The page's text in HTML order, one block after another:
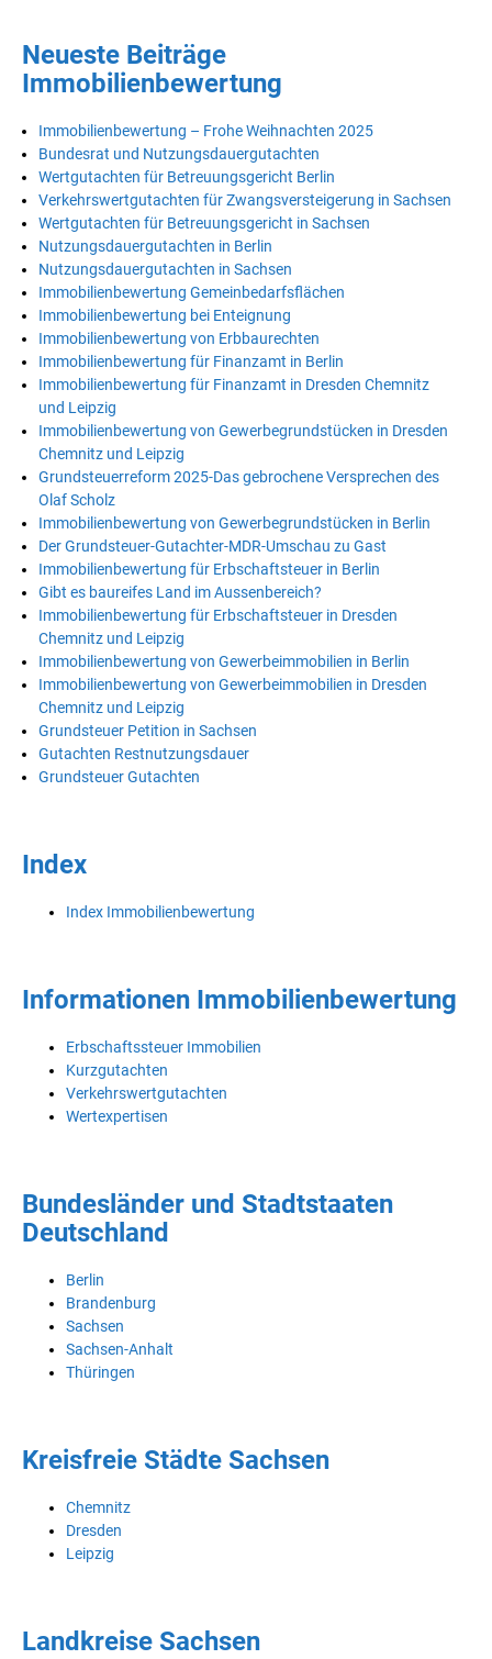
Neueste Beiträge
Immobilienbewertung
Immobilienbewertung – Frohe Weihnachten 2025
Bundesrat und Nutzungsdauergutachten
Wertgutachten für Betreuungsgericht Berlin
Verkehrswertgutachten für Zwangsversteigerung in Sachsen
Wertgutachten für Betreuungsgericht in Sachsen
Nutzungsdauergutachten in Berlin
Nutzungsdauergutachten in Sachsen
Immobilienbewertung Gemeinbedarfsflächen
Immobilienbewertung bei Enteignung
Immobilienbewertung von Erbbaurechten
Immobilienbewertung für Finanzamt in Berlin
Immobilienbewertung für Finanzamt in Dresden Chemnitz
und Leipzig
Immobilienbewertung von Gewerbegrundstücken in Dresden
Chemnitz und Leipzig
Grundsteuerreform 2025-Das gebrochene Versprechen des
Olaf Scholz
Immobilienbewertung von Gewerbegrundstücken in Berlin
Der Grundsteuer-Gutachter-MDR-Umschau zu Gast
Immobilienbewertung für Erbschaftsteuer in Berlin
Gibt es baureifes Land im Aussenbereich?
Immobilienbewertung für Erbschaftsteuer in Dresden
Chemnitz und Leipzig
Immobilienbewertung von Gewerbeimmobilien in Berlin
Immobilienbewertung von Gewerbeimmobilien in Dresden
Chemnitz und Leipzig
Grundsteuer Petition in Sachsen
Gutachten Restnutzungsdauer
Grundsteuer Gutachten
Index
Index Immobilienbewertung
Informationen Immobilienbewertung
Erbschaftssteuer Immobilien
Kurzgutachten
Verkehrswertgutachten
Wertexpertisen
Bundesländer und Stadtstaaten
Deutschland
Berlin
Brandenburg
Sachsen
Sachsen-Anhalt
Thüringen
Kreisfreie Städte Sachsen
Chemnitz
Dresden
Leipzig
Landkreise Sachsen